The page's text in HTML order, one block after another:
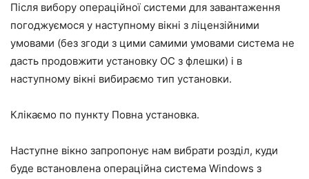
Після вибору операційної системи для завантаження
погоджуємося у наступному вікні з ліцензійними
умовами (без згоди з цими самими умовами система не
дасть продовжити установку ОС з флешки) і в
наступному вікні вибираємо тип установки.
Клікаємо по пункту Повна установка.
Наступне вікно запропонує нам вибрати розділ, куди
буде встановлена операційна система Windows з